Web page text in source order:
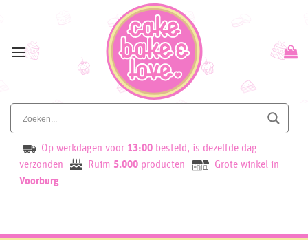
content
Op werkdagen voor 13:00 besteld, is dezelfde dag
verzonden
Ruim 5.000 producten
Grote winkel in
Voorburg